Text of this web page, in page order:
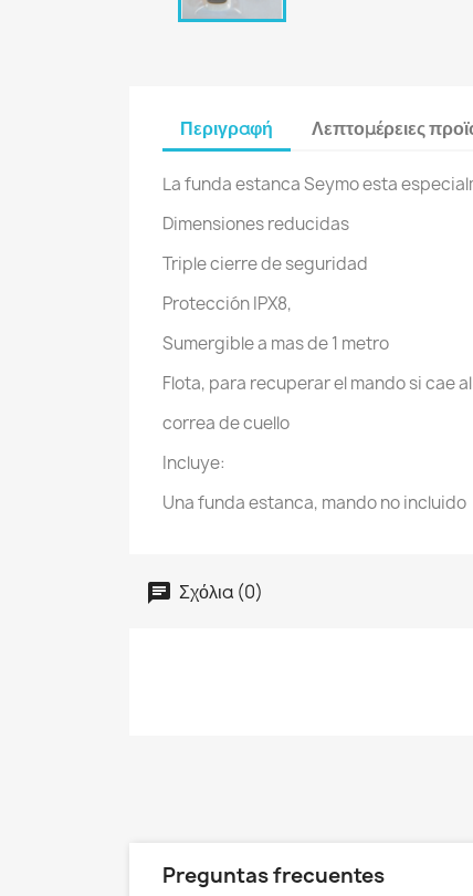
Περιγραφή Λεπτομέρειες
La funda estanca Seymo esta
Dimensiones reducidas
Triple cierre de seguridad
Protección IPX8,
Sumergible a mas de 1 metro
Flota, para recuperar el mando si cae
correa de cuello
Incluye:
Una funda estanca, mando no incluido
Σχόλια (0)
Preguntas frecuentes